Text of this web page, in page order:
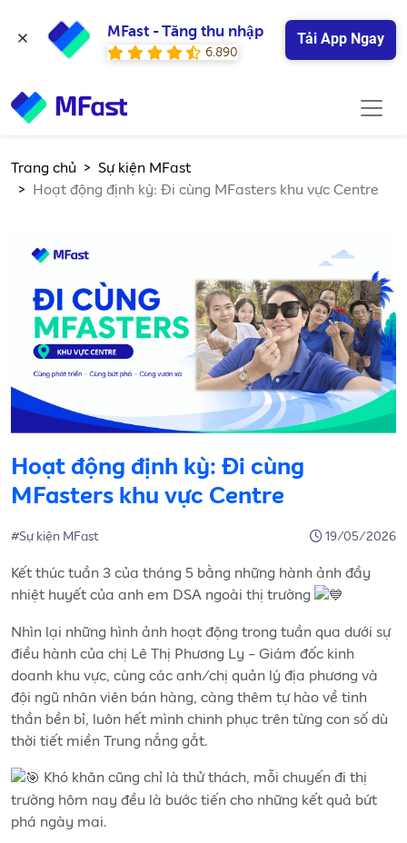
MFast - Tăng thu nhập
6.890
Tải App Ngay
Trang chủ
Sự kiện MFast
Hoạt động định kỳ: Đi cùng MFasters khu vực Centre
Hoạt động định kỳ: Đi cùng
MFasters khu vực Centre
#Sự kiện MFast 19/05/2026
Kết thúc tuần 3 của tháng 5 bằng những hành ảnh đầy
nhiệt huyết của anh em DSA ngoài thị trường
Nhìn lại những hình ảnh hoạt động trong tuần qua dưới sự
điều hành của chị Lê Thị Phương Ly - Giám đốc kinh
doanh khu vực, cùng các anh/chị quản lý địa phương và
đội ngũ nhân viên bán hàng, càng thêm tự hào về tinh
thần bền bỉ, luôn hết mình chinh phục trên từng con số dù
thời tiết miền Trung nắng gắt.
Khó khăn cũng chỉ là thử thách, mỗi chuyến đi thị
trường hôm nay đều là bước tiến cho những kết quả bứt
phá ngày mai.